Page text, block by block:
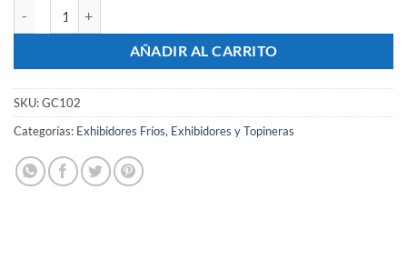
AÑADIR AL CARRITO
SKU:GC102
Categorías: Exhibidores Fríos, Exhibidores y Topineras